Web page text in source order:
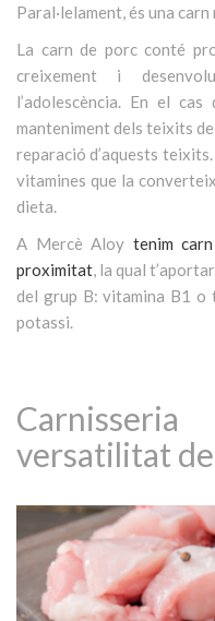
Paral·lelament, és una
La carn de porc conté
creixement i
l’adolescència. En el
manteniment dels teixits
reparació d’aquests
vitamines que la
dieta.
A Mercè Aloy tenim
proximitat, la qual
del grup B: vitamina B1 o
potassi.
versatilitat